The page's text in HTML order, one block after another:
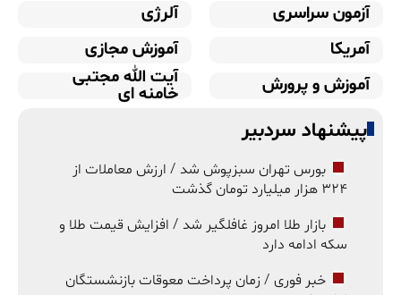
آزمون سراسری
آلرژی
آمریکا
آموزش مجازی
آموزش و پرورش
آیت الله مجتبی
خامنه ای
پیشنهاد سردبیر
بورس تهران سبزپوش شد / ارزش معاملات از
۳۲۴ هزار میلیارد تومان گذشت
بازار طلا امروز غافلگیر شد / افزایش قیمت طلا و
سکه ادامه دارد
خبر فوری / زمان پرداخت معوقات بازنشستگان